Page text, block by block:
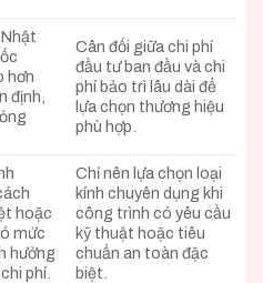
hơn
định,
Cân đối giữa chi phí
đầu tư ban đầu và chi
phí bảo trì lâu dài để
lựa chọn thương hiệu
phù hợp.
hoặc
mức
hưởng
phí.
Chỉ nên lựa chọn loại
kính chuyên dụng khi
công trình có yêu cầu
kỹ thuật hoặc tiêu
chuẩn an toàn đặc
biệt.